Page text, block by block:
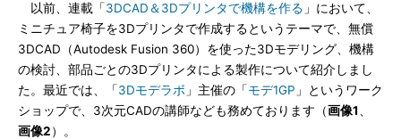
以前、連載「3DCAD＆3Dプリンタで機構を作る 」において、
ミニチュア椅子を3Dプリンタで作成するというテーマで、無償
3DCAD（Autodesk Fusion 360）を使った3Dモデリング、機構
の検討、部品ごとの3Dプリンタによる製作について紹介しまし
た。最近では、「3Dモデラボ 」主催の「モデ1GP 」というワーク
ショップで、3次元CADの講師なども務めております（画像1
画像2）。